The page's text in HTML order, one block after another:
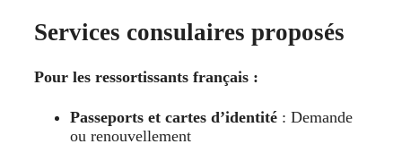
Services consulaires proposés
Pour les ressortissants français :
Passeports et cartes d’identité : Demande
ou renouvellement